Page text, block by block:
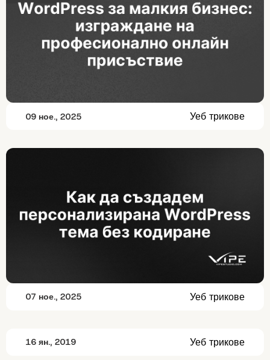
09 ное., 2025 Уеб трикове
07 ное., 2025 Уеб трикове
16 ян., 2019 Уеб трикове